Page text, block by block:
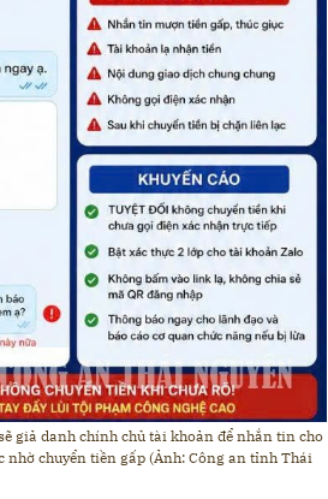
giả danh chính chủ tài khoản để nhắn tin cho
chuyển tiền gấp (Ảnh: Công an tỉnh Thái